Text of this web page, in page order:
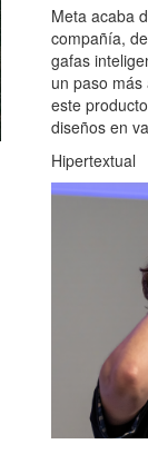
Meta acaba
compañía,
gafas
un paso
este
diseños en
Hipertextual